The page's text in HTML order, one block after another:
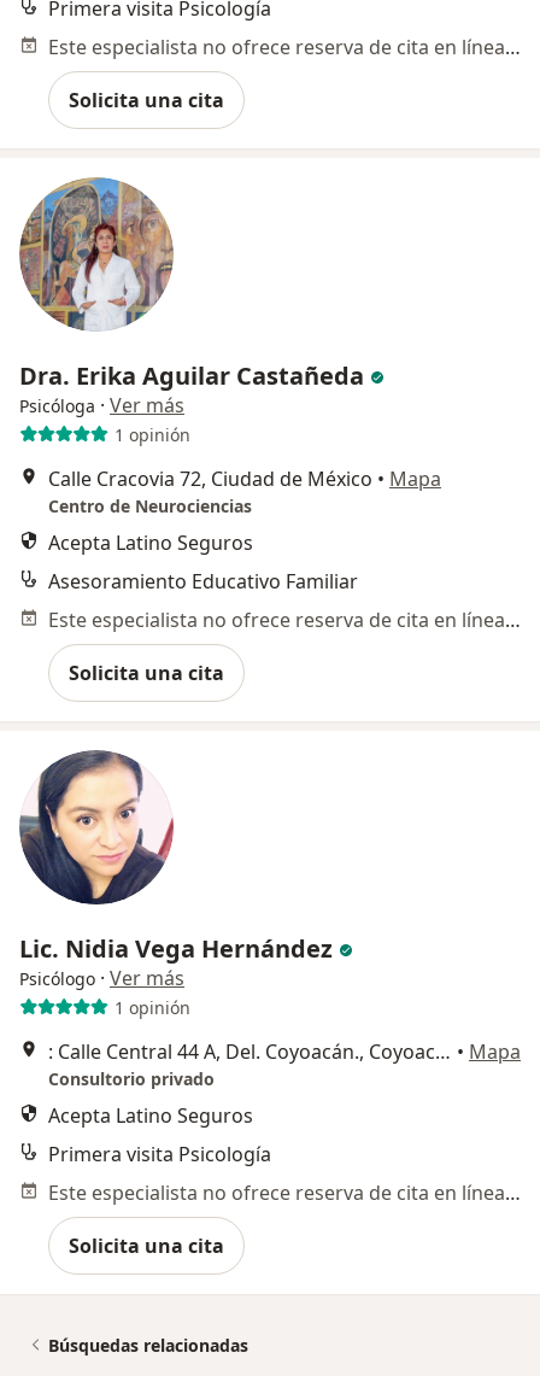
Primera visita Psicología
Este especialista no ofrece reserva de cita en línea en esta dirección.
Solicita una cita
Dra. Erika Aguilar Castañeda
Psicóloga · Ver más
1 opinión
Calle Cracovia 72, Ciudad de México • Mapa
Centro de Neurociencias
Acepta Latino Seguros
Asesoramiento Educativo Familiar
Este especialista no ofrece reserva de cita en línea en esta dirección.
Solicita una cita
Lic. Nidia Vega Hernández
Psicólogo · Ver más
1 opinión
: Calle Central 44 A, Del. Coyoacán., Coyoacán • Mapa
Consultorio privado
Acepta Latino Seguros
Primera visita Psicología
Este especialista no ofrece reserva de cita en línea en esta dirección.
Solicita una cita
Búsquedas relacionadas